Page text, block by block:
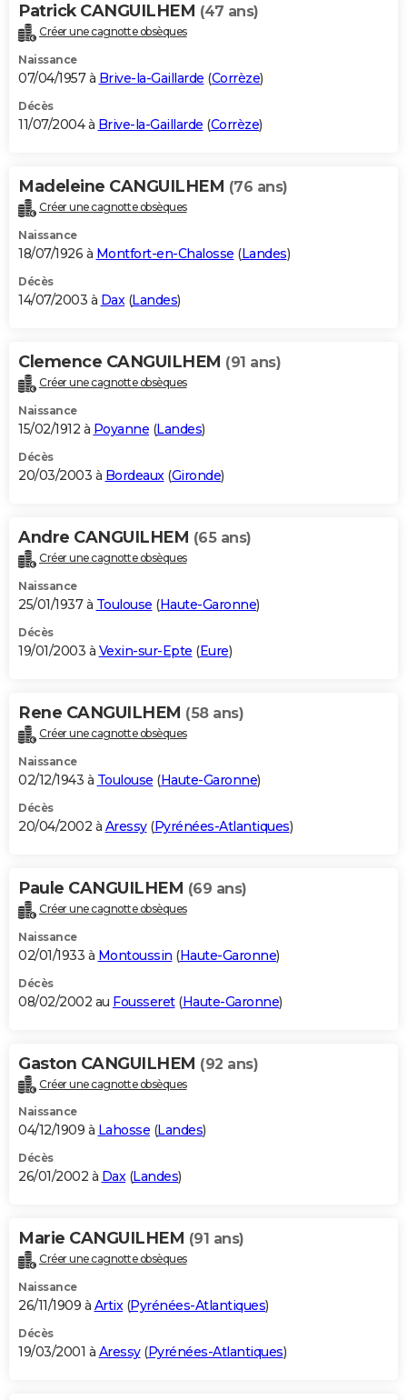
Patrick CANGUILHEM (47 ans)
Créer une cagnotte obsèques
Naissance
07/04/1957 à Brive-la-Gaillarde (Corrèze)
Décès
11/07/2004 à Brive-la-Gaillarde (Corrèze)
Madeleine CANGUILHEM (76 ans)
Créer une cagnotte obsèques
Naissance
18/07/1926 à Montfort-en-Chalosse (Landes)
Décès
14/07/2003 à Dax(Landes)
Clemence CANGUILHEM (91 ans)
Créer une cagnotte obsèques
Naissance
15/02/1912 à Poyanne (Landes)
Décès
20/03/2003 à Bordeaux(Gironde)
Andre CANGUILHEM (65 ans)
Créer une cagnotte obsèques
Naissance
25/01/1937 à Toulouse (Haute-Garonne)
Décès
19/01/2003 à Vexin-sur-Epte (Eure)
Rene CANGUILHEM (58 ans)
Créer une cagnotte obsèques
Naissance
02/12/1943 à Toulouse (Haute-Garonne)
Décès
20/04/2002 à Aressy(Pyrénées-Atlantiques)
Paule CANGUILHEM (69 ans)
Créer une cagnotte obsèques
Naissance
02/01/1933 à Montoussin (Haute-Garonne)
Décès
08/02/2002 au Fousseret(Haute-Garonne)
Gaston CANGUILHEM (92 ans)
Créer une cagnotte obsèques
Naissance
04/12/1909 à Lahosse (Landes)
Décès
26/01/2002 à Dax(Landes)
Marie CANGUILHEM (91 ans)
Créer une cagnotte obsèques
Naissance
26/11/1909 à Artix(Pyrénées-Atlantiques)
Décès
19/03/2001 à Aressy(Pyrénées-Atlantiques)